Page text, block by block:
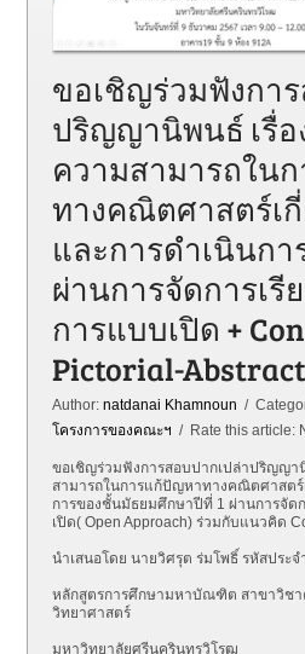
ขอเชิญร่วมฟังกา
ปริญญานิพนธ์ เรื่อ
ความสามารถใน
ทางคณิตศาสตร์เ
และการดำเนินกา
ผ่านการจัดการเรี
การแบบเปิด +
Pictorial-Abstract
Author:natdanai Khamnoun /
โครงการของคณะฯ / Rate this article:
ขอเชิญร่วมฟังการสอบปากเปล่าปริญญา
สามารถในการแก้ปัญหาทางคณิตศาสตร์
การของชั้นมัธยมศึกษาปีที่ 1 ผ่านการจัด
เปิด( Open Approach) ร่วมกับแนวคิด
นำเสนอโดย นายวิศรุต ร่มโพธิ์ รหัสประ
หลักสูตรการศึกษามหาบัณฑิต สาขาวิช
วิทยาศาสตร์
มหาวิทยาลัยศรีนครินทรวิโรฒ